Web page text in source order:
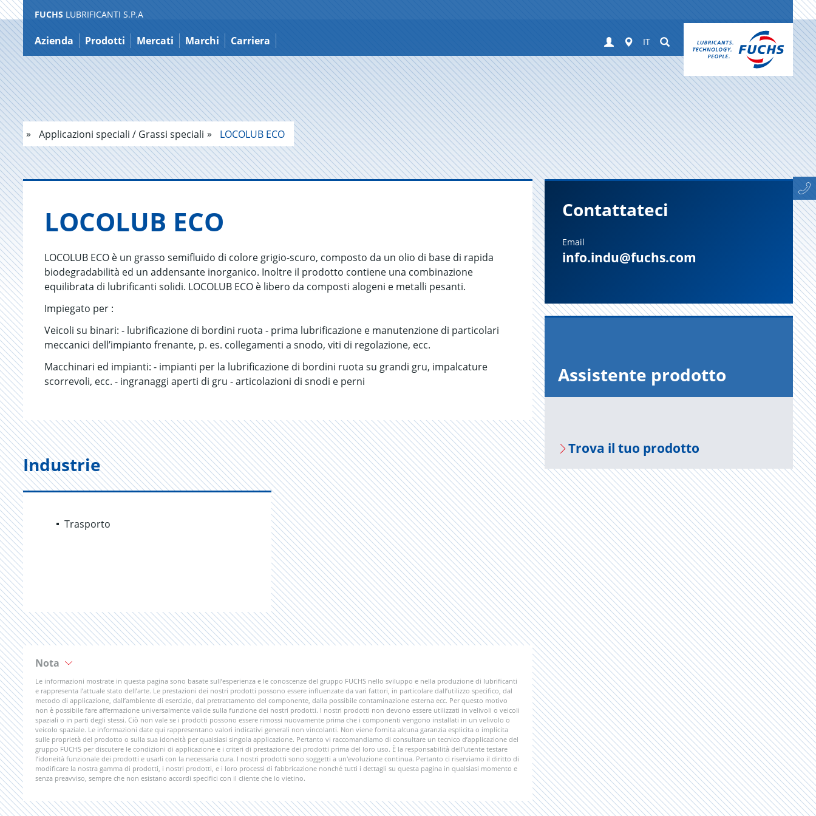
Salta
al
contenuto
FUCHS LUBRIFICANTI S.P.A
Azienda Prodotti Mercati Marchi Carriera Login Worldwide
IT Suchen
Applicazioni speciali / Grassi speciali LOCOLUB ECO
LO­CO­LUB ECO
LOCOLUB ECO è un grasso semifluido di colore grigio-scuro, composto da un olio di base di rapida
biodegradabilità ed un addensante inorganico. Inoltre il prodotto contiene una combinazione
equilibrata di lubrificanti solidi. LOCOLUB ECO è libero da composti alogeni e metalli pesanti.
Impiegato per :
Veicoli su binari: - lubrificazione di bordini ruota - prima lubrificazione e manutenzione di particolari
meccanici dell’impianto frenante, p. es. collegamenti a snodo, viti di regolazione, ecc.
Macchinari ed impianti: - impianti per la lubrificazione di bordini ruota su grandi gru, impalcature
scorrevoli, ecc. - ingranaggi aperti di gru - articolazioni di snodi e perni
Industrie
Trasporto
Nota
Le informazioni mostrate in questa pagina sono basate sull’esperienza e le conoscenze del gruppo FUCHS nello sviluppo e nella produzione di lubrificanti
e rappresenta l’attuale stato dell’arte. Le prestazioni dei nostri prodotti possono essere influenzate da vari fattori, in particolare dall’utilizzo specifico, dal
metodo di applicazione, dall’ambiente di esercizio, dal pretrattamento del componente, dalla possibile contaminazione esterna ecc. Per questo motivo
non è possibile fare affermazione universalmente valide sulla funzione dei nostri prodotti. I nostri prodotti non devono essere utilizzati in velivoli o veicoli
spaziali o in parti degli stessi. Ciò non vale se i prodotti possono essere rimossi nuovamente prima che i componenti vengono installati in un velivolo o
veicolo spaziale. Le informazioni date qui rappresentano valori indicativi generali non vincolanti. Non viene fornita alcuna garanzia esplicita o implicita
sulle proprietà del prodotto o sulla sua idoneità per qualsiasi singola applicazione. Pertanto vi raccomandiamo di consultare un tecnico d’applicazione del
gruppo FUCHS per discutere le condizioni di applicazione e i criteri di prestazione dei prodotti prima del loro uso. È la responsabilità dell’utente testare
l’idoneità funzionale dei prodotti e usarli con la necessaria cura. I nostri prodotti sono soggetti a un'evoluzione continua. Pertanto ci riserviamo il diritto di
modificare la nostra gamma di prodotti, i nostri prodotti, e i loro processi di fabbricazione nonché tutti i dettagli su questa pagina in qualsiasi momento e
senza preavviso, sempre che non esistano accordi specifici con il cliente che lo vietino.
Contattateci
Email
info.indu@fuchs.com
As­si­sten­te pro­dot­to
Trova il tuo pro­dot­to